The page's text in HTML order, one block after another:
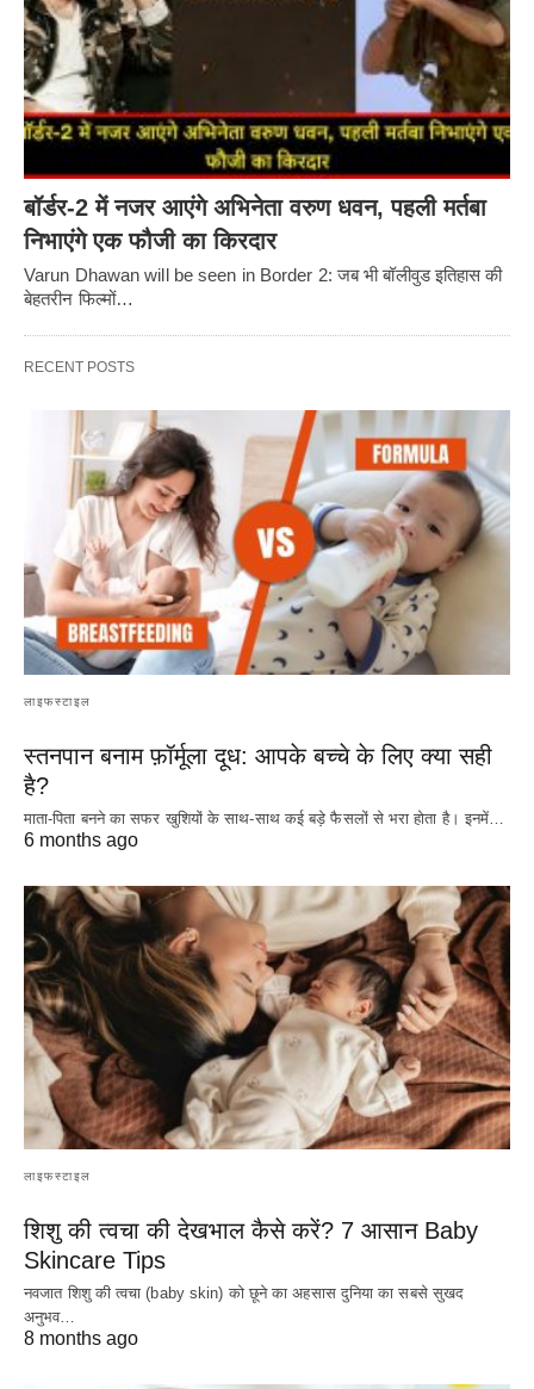
बॉर्डर-2 में नजर आएंगे अभिनेता वरुण धवन, पहली मर्तबा
निभाएंगे एक फौजी का किरदार
Varun Dhawan will be seen in Border 2: जब भी बॉलीवुड इतिहास की
बेहतरीन फिल्मों…
RECENT POSTS
लाइफस्टाइल
स्तनपान बनाम फ़ॉर्मूला दूध: आपके बच्चे के लिए क्या सही
है?
माता-पिता बनने का सफर खुशियों के साथ-साथ कई बड़े फैसलों से भरा होता है। इनमें…
6 months ago
लाइफस्टाइल
शिशु की त्वचा की देखभाल कैसे करें? 7 आसान Baby
Skincare Tips
नवजात शिशु की त्वचा (baby skin) को छूने का अहसास दुनिया का सबसे सुखद
अनुभव…
8 months ago